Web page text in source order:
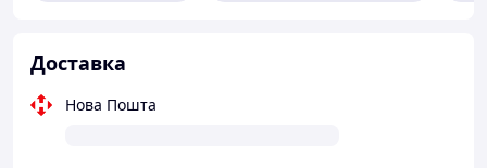
Доставка
Нова Пошта